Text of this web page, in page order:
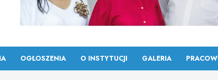
OGŁOSZENIA O INSTYTUCJI GALERIA